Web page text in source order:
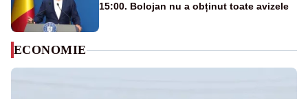
15:00. Bolojan nu a obținut toate avizele
ECONOMIE